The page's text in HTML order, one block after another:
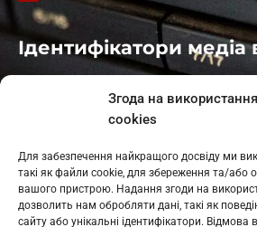
Згода на використання
cookies
Для забезпечення найкращого досвіду ми
такі як файли cookie, для збереження та/або
вашого пристрою. Надання згоди на
дозволить нам обробляти дані, такі як
сайту або унікальні ідентифікатори. Відмова
Ідентифікатори медіа
: L11-01410
: L11-01801
Косів: L11-01805
Гарасимів: L11-02274